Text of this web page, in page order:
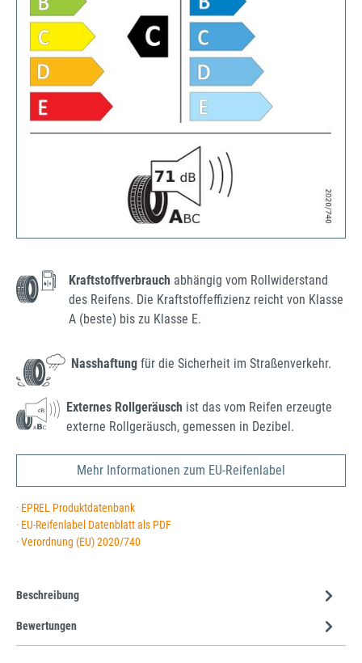
Kraftstoffverbrauch abhängig vom Rollwiderstand
des Reifens. Die Kraftstoffeffizienz reicht von Klasse
A (beste) bis zu Klasse E.
Nasshaftung für die Sicherheit im Straßenverkehr.
Externes Rollgeräusch ist das vom Reifen erzeugte
externe Rollgeräusch, gemessen in Dezibel.
Mehr Informationen zum EU-Reifenlabel
· EPREL Produktdatenbank
· EU-Reifenlabel Datenblatt als PDF
· Verordnung (EU) 2020/740
Beschreibung
Bewertungen